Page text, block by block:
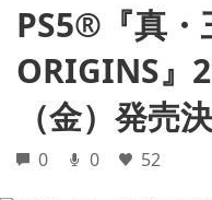
PS5®『真・
ORIGINS』
（金）発売
0 0 52